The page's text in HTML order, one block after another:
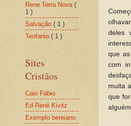
deles
que
com
muita
que
alguém.
Rene Terra Nova (
1 )
Salvação ( 1 )
Teofania ( 1 )
Sites
Cristãos
Caio Fábio
Ed René Kivitz
Exemplo bereiano